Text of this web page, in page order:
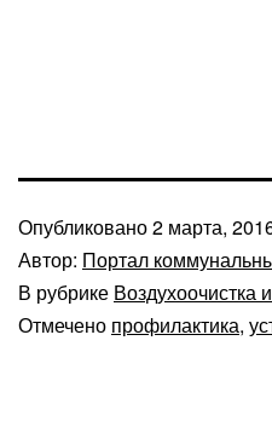
Опубликовано2 марта,
Автор: Портал
В рубрике Воздухоочистка
Отмечено профилактика,